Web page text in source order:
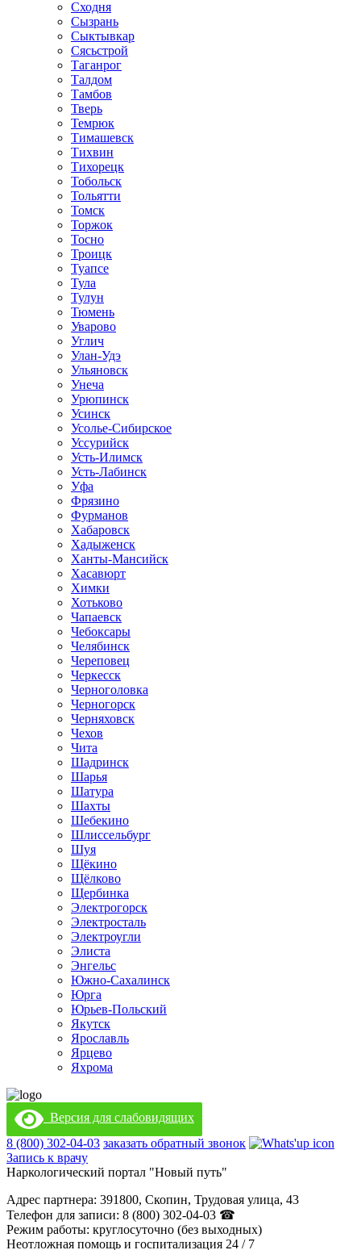
Сходня
Сызрань
Сыктывкар
Сясьстрой
Таганрог
Талдом
Тамбов
Тверь
Темрюк
Тимашевск
Тихвин
Тихорецк
Тобольск
Тольятти
Томск
Торжок
Тосно
Троицк
Туапсе
Тула
Тулун
Тюмень
Уварово
Углич
Улан-Удэ
Ульяновск
Унеча
Урюпинск
Усинск
Усолье-Сибирское
Уссурийск
Усть-Илимск
Усть-Лабинск
Уфа
Фрязино
Фурманов
Хабаровск
Хадыженск
Ханты-Мансийск
Хасавюрт
Химки
Хотьково
Чапаевск
Чебоксары
Челябинск
Череповец
Черкесск
Черноголовка
Черногорск
Черняховск
Чехов
Чита
Шадринск
Шарья
Шатура
Шахты
Шебекино
Шлиссельбург
Шуя
Щёкино
Щёлково
Щербинка
Электрогорск
Электросталь
Электроугли
Элиста
Энгельс
Южно-Сахалинск
Юрга
Юрьев-Польский
Якутск
Ярославль
Ярцево
Яхрома
Версия для слабовидящих
8 (800) 302-04-03 заказать обратный звонок
Запись к врачу
Наркологический портал "Новый путь"
Адрес партнера: 391800, Скопин, Трудовая улица, 43
Телефон для записи: 8 (800) 302-04-03 ☎
Режим работы: круглосуточно (без выходных)
Неотложная помощь и госпитализация 24 / 7